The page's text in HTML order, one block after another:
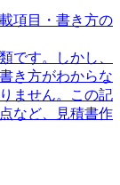
項目・書き方の
です。しかし、
き方がわからな
ません。この記
など、見積書作